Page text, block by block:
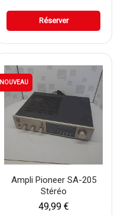
Réserver
Ampli Pioneer SA-205
Stéréo
49,99 €
NOUVEAU